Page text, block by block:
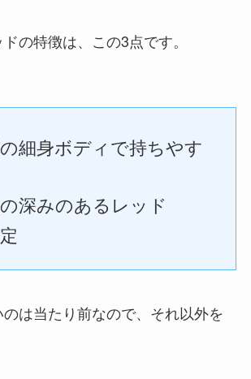
の特徴は、この3点です。
細身ボディで持ちやす
深みのあるレッド
は当たり前なので、それ以外を